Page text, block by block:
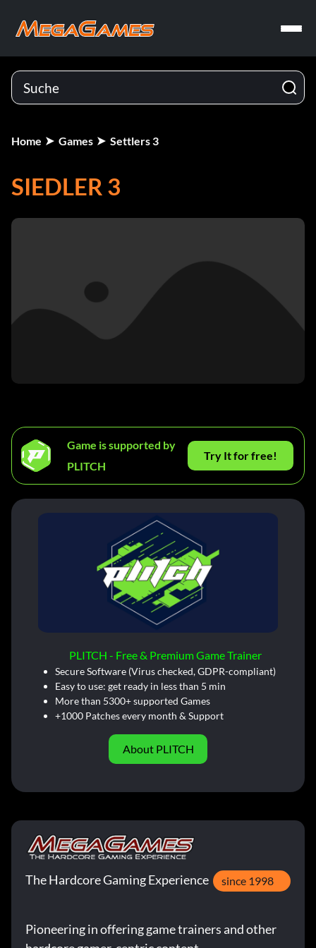
Home Games Settlers 3
SIEDLER 3
Game is supported by
PLITCH
Try It for free!
PLITCH - Free & Premium Game Trainer
Secure Software (Virus checked, GDPR-compliant)
Easy to use: get ready in less than 5 min
More than 5300+ supported Games
+1000 Patches every month & Support
About PLITCH
The Hardcore Gaming Experience since 1998
Pioneering in offering game trainers and other